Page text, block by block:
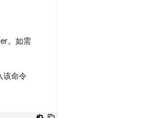
。如需
该命令